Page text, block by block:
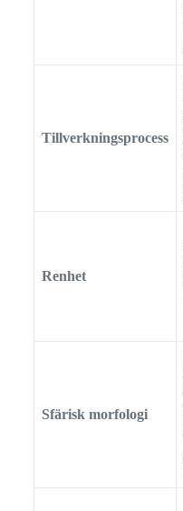
Tillverkningsprocess
Renhet
Sfärisk morfologi